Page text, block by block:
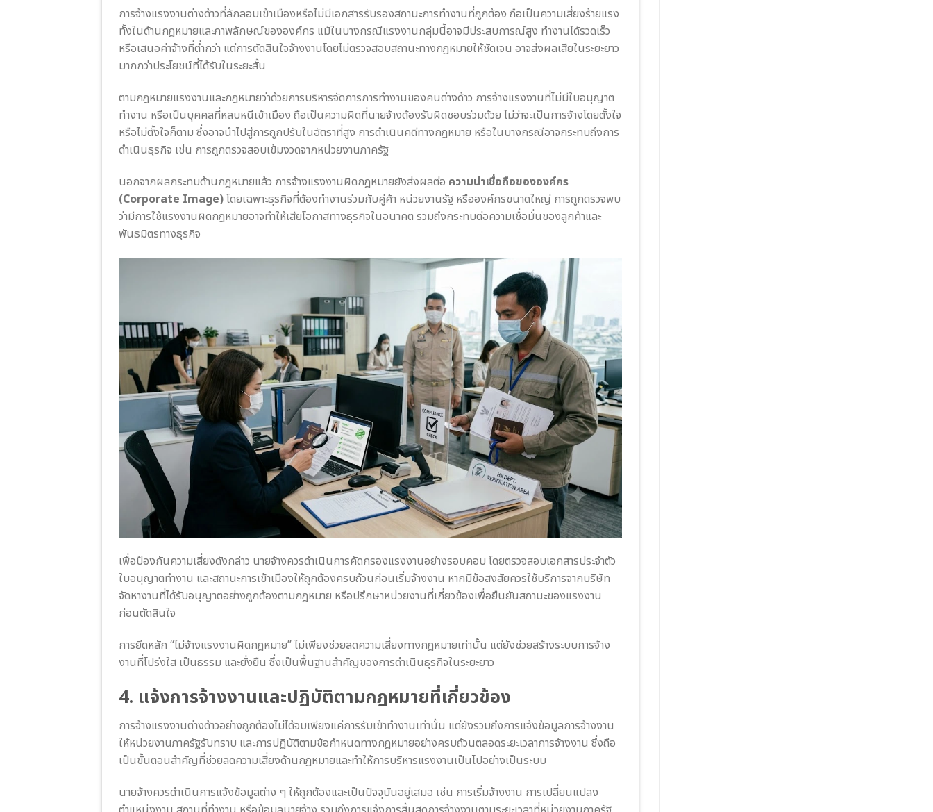
การจ้างแรงงานต่างด้าวที่ลักลอบเข้าเมืองหรือไม่มีเอกสารรับรองสถานะการทำงานที่ถูกต้อง ถือเป็นความเสี่ยงร้ายแรง
ทั้งในด้านกฎหมายและภาพลักษณ์ขององค์กร แม้ในบางกรณีแรงงานกลุ่มนี้อาจมีประสบการณ์สูง ทำงานได้รวดเร็ว
หรือเสนอค่าจ้างที่ต่ำกว่า แต่การตัดสินใจจ้างงานโดยไม่ตรวจสอบสถานะทางกฎหมายให้ชัดเจน อาจส่งผลเสียในระยะยาว
มากกว่าประโยชน์ที่ได้รับในระยะสั้น
ตามกฎหมายแรงงานและกฎหมายว่าด้วยการบริหารจัดการการทำงานของคนต่างด้าว การจ้างแรงงานที่ไม่มีใบอนุญาต
ทำงาน หรือเป็นบุคคลที่หลบหนีเข้าเมือง ถือเป็นความผิดที่นายจ้างต้องรับผิดชอบร่วมด้วย ไม่ว่าจะเป็นการจ้างโดยตั้งใจ
หรือไม่ตั้งใจก็ตาม ซึ่งอาจนำไปสู่การถูกปรับในอัตราที่สูง การดำเนินคดีทางกฎหมาย หรือในบางกรณีอาจกระทบถึงการ
ดำเนินธุรกิจ เช่น การถูกตรวจสอบเข้มงวดจากหน่วยงานภาครัฐ
นอกจากผลกระทบด้านกฎหมายแล้ว การจ้างแรงงานผิดกฎหมายยังส่งผลต่อ ความน่าเชื่อถือขององค์กร
(Corporate Image)โดยเฉพาะธุรกิจที่ต้องทำงานร่วมกับคู่ค้า หน่วยงานรัฐ หรือองค์กรขนาดใหญ่ การถูกตรวจพบ
ว่ามีการใช้แรงงานผิดกฎหมายอาจทำให้เสียโอกาสทางธุรกิจในอนาคต รวมถึงกระทบต่อความเชื่อมั่นของลูกค้าและ
พันธมิตรทางธุรกิจ
เพื่อป้องกันความเสี่ยงดังกล่าว นายจ้างควรดำเนินการคัดกรองแรงงานอย่างรอบคอบ โดยตรวจสอบเอกสารประจำตัว
ใบอนุญาตทำงาน และสถานะการเข้าเมืองให้ถูกต้องครบถ้วนก่อนเริ่มจ้างงาน หากมีข้อสงสัยควรใช้บริการจากบริษัท
จัดหางานที่ได้รับอนุญาตอย่างถูกต้องตามกฎหมาย หรือปรึกษาหน่วยงานที่เกี่ยวข้องเพื่อยืนยันสถานะของแรงงาน
ก่อนตัดสินใจ
การยึดหลัก “ไม่จ้างแรงงานผิดกฎหมาย” ไม่เพียงช่วยลดความเสี่ยงทางกฎหมายเท่านั้น แต่ยังช่วยสร้างระบบการจ้าง
งานที่โปร่งใส เป็นธรรม และยั่งยืน ซึ่งเป็นพื้นฐานสำคัญของการดำเนินธุรกิจในระยะยาว
4. แจ้งการจ้างงานและปฏิบัติตามกฎหมายที่เกี่ยวข้อง
การจ้างแรงงานต่างด้าวอย่างถูกต้องไม่ได้จบเพียงแค่การรับเข้าทำงานเท่านั้น แต่ยังรวมถึงการแจ้งข้อมูลการจ้างงาน
ให้หน่วยงานภาครัฐรับทราบ และการปฏิบัติตามข้อกำหนดทางกฎหมายอย่างครบถ้วนตลอดระยะเวลาการจ้างงาน ซึ่งถือ
เป็นขั้นตอนสำคัญที่ช่วยลดความเสี่ยงด้านกฎหมายและทำให้การบริหารแรงงานเป็นไปอย่างเป็นระบบ
นายจ้างควรดำเนินการแจ้งข้อมูลต่าง ๆ ให้ถูกต้องและเป็นปัจจุบันอยู่เสมอ เช่น การเริ่มจ้างงาน การเปลี่ยนแปลง